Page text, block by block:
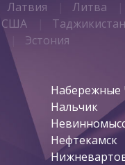
Латвия Литва
США Таджикистан
Эстония
Набережные
Нальчик
Нефтекамск